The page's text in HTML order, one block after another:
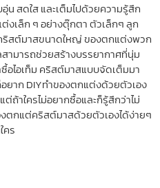
สดใส และเต็มไปด้วยความรู้สึก
งเล็ก ๆ อย่างตุ๊กตา ตัวเล็กๆ ลูก
ริสต์มาสขนาดใหญ่ ของตกแต่งพวก
มารถช่วยสร้างบรรยากาศที่นุ่ม
อไอเท็ม คริสต์มาสแบบจัดเต็มมา
าก DIYทำของตกแต่งด้วยตัวเอง
าใครไม่อยากซื้อและก็รู้สึกว่าไม่
ตกแต่คริสต์มาสด้วยตัวเองได้ง่ายๆ
คร